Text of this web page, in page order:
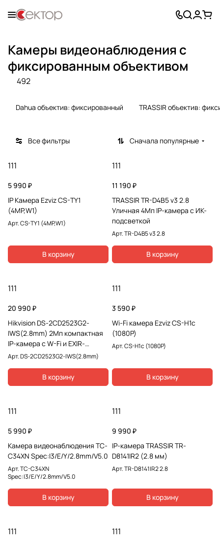
Камеры видеонаблюдения с
фиксированным объективом
492
Dahua объектив: фиксированный TRASSIR объектив:
Все фильтры Сначала популярные
111
5 990 ₽
IP Камера Ezviz CS-TY1
(4MP,W1)
Арт.CS-TY1 (4MP,W1)
В корзину
111
11 190 ₽
TRASSIR TR-D4B5 v3 2.8
Уличная 4Мп IP-камера с ИК-
подсветкой
Арт.TR-D4B5 v3 2.8
В корзину
111
20 990 ₽
Hikvision DS-2CD2523G2-
IWS(2.8mm) 2Мп компактная
IP-камера с W-Fi и EXIR-
подсветкой
Арт.DS-2CD2523G2-IWS(2.8mm)
В корзину
111
3 590 ₽
Wi-Fi камера Ezviz CS-H1c
(1080P)
Арт.CS-H1c (1080P)
В корзину
111
5 990 ₽
Камера видеонаблюдения TC-
C34XN Spec:I3/E/Y/2.8mm/V5.0
Арт.TC-C34XN
Spec:I3/E/Y/2.8mm/V5.0
В корзину
111
9 990 ₽
IP-камера TRASSIR TR-
D8141IR2 (2.8 мм)
Арт.TR-D8141IR2 2.8
В корзину
111 111